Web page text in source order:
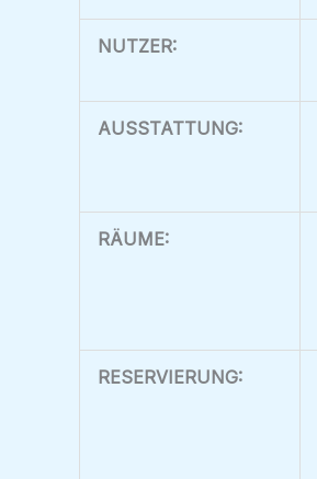
NUTZER:
AUSSTATTUNG:
RÄUME:
RESERVIERUNG: